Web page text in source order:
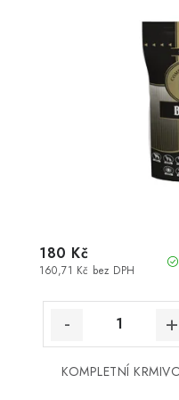
160,71 Kč bez DPH
180 Kč
KOMPLETNÍ